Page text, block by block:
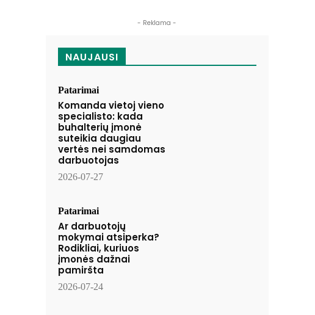
- Reklama -
NAUJAUSI
Patarimai
Komanda vietoj vieno
specialisto: kada
buhalterių įmonė
suteikia daugiau
vertės nei samdomas
darbuotojas
2026-07-27
Patarimai
Ar darbuotojų
mokymai atsiperka?
Rodikliai, kuriuos
įmonės dažnai
pamiršta
2026-07-24